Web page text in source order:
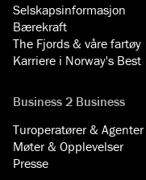
Selskapsinformasjon
Bærekraft
The Fjords & våre fartøy
Karriere i Norway's Best
Business 2 Business
Turoperatører & Agenter
Møter & Opplevelser
Presse